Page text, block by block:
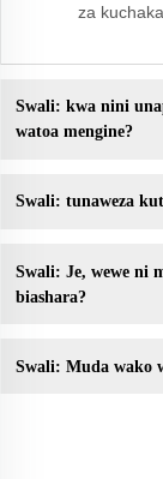
za
Swali: kwa nini
watoa mengine?
Swali: tunaweza
Swali: Je, wewe ni
biashara?
Swali: Muda wako